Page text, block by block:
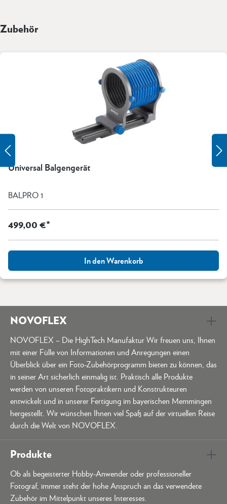
Zubehör
Universal Balgengerät
BALPRO 1
499,00 €*
In den Warenkorb
NOVOFLEX
NOVOFLEX – Die HighTech Manufaktur Wir freuen uns, Ihnen
mit einer Fülle von Informationen und Anregungen einen
Überblick über ein Foto-Zubehörprogramm bieten zu können, das
in seiner Art sicherlich einmalig ist. Praktisch alle Produkte
werden von unseren Fotopraktikern und Konstrukteuren
entwickelt und in unserer Fertigung im bayerischen Memmingen
hergestellt. Wir wünschen Ihnen viel Spaß auf der virtuellen Reise
durch die Welt von NOVOFLEX.
Produkte
Ob als begeisterter Hobby-Anwender oder professioneller
Fotograf, immer steht der hohe Anspruch an das verwendete
Zubehör im Mittelpunkt unseres Interesses.